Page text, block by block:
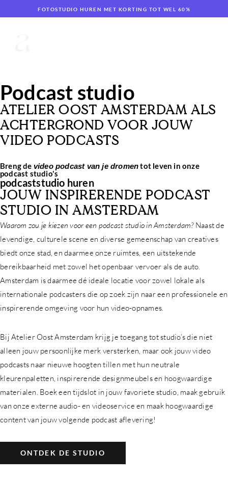
FOTOSTUDIO HUREN MET KORTING TOT WEL 60%
Podcast studio
ATELIER OOST AMSTERDAM ALS
ACHTERGROND VOOR JOUW
VIDEO PODCASTS
Breng de video podcast van je dromentot leven in onze
podcast studio's
podcaststudio huren
JOUW INSPIRERENDE PODCAST
STUDIO IN AMSTERDAM
Waarom zou je kiezen voor een podcast studio in Amsterdam? Naast de
levendige, culturele scene en diverse gemeenschap van creatives
biedt onze stad, en daarmee onze ruimtes, een uitstekende
bereikbaarheid met zowel het openbaar vervoer als de auto.
Amsterdam is daarmee dé ideale locatie voor zowel lokale als
internationale podcasters die op zoek zijn naar een professionele en
inspirerende omgeving voor hun video-opnames.
Bij Atelier Oost Amsterdam krijg je toegang tot studio’s die niet
alleen jouw persoonlijke merk versterken, maar ook jouw video
podcasts naar nieuwe hoogten tillen met hun neutrale
kleurenpaletten, inspirerende designmeubels en hoogwaardige
materialen. Boek een tijdslot in jouw favoriete studio, maak gebruik
van onze externe audio- en videoservice en maak hoogwaardige
content van jouw volgende podcast aflevering!
ONTDEK DE STUDIO